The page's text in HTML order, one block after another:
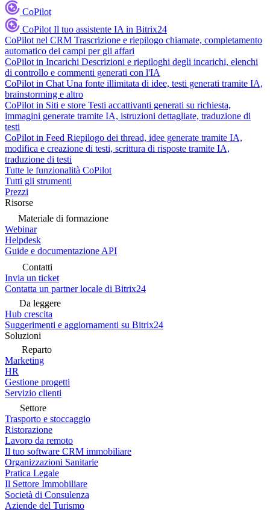
CoPilot
CoPilot Il tuo assistente IA in Bitrix24
CoPilot nel CRM Trascrizione e riepilogo chiamate, completamento
automatico dei campi per gli affari
CoPilot in Incarichi Descrizioni e riepiloghi degli incarichi, elenchi
di controllo e commenti generati con l'IA
CoPilot in Chat Una fonte illimitata di idee, testi generati tramite IA,
brainstorming e altro
CoPilot in Siti e store Testi accattivanti generati su richiesta,
immagini generate tramite IA, istruzioni dettagliate, traduzione di
testi
CoPilot in Feed Riepilogo dei thread, idee generate tramite IA,
modifica e creazione di testi, scrittura di risposte tramite IA,
traduzione di testi
Tutte le funzionalità CoPilot
Tutti gli strumenti
Prezzi
Risorse
Materiale di formazione
Webinar
Helpdesk
Guide e documentazione API
Contatti
Invia un ticket
Contatta un partner locale di Bitrix24
Da leggere
Hub crescita
Suggerimenti e aggiornamenti su Bitrix24
Soluzioni
Reparto
Marketing
HR
Gestione progetti
Servizio clienti
Settore
Trasporto e stoccaggio
Ristorazione
Lavoro da remoto
Il tuo software CRM immobiliare
Organizzazioni Sanitarie
Pratica Legale
Il Settore Immobiliare
Società di Consulenza
Aziende del Turismo